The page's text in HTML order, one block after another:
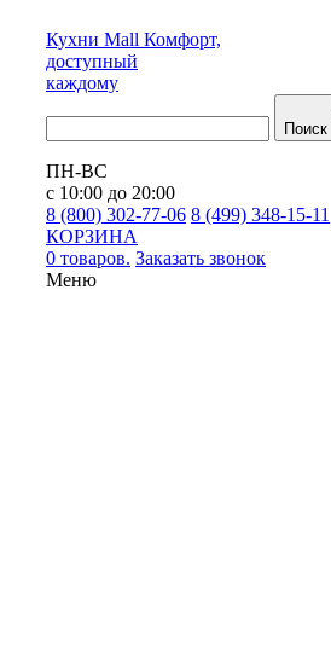
Кухни Mall Комфорт,
доступный
каждому
Поиск
ПН-ВС
с 10:00 до 20:00
8 (800) 302-77-06 8 (499) 348-15-11
КОРЗИНА
0 товаров. Заказать звонок
Меню